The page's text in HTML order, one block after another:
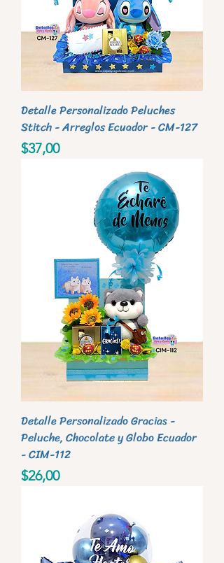
Detalle Personalizado Peluches
Stitch - Arreglos Ecuador - CM-127
Precio
$37,00
Detalle Personalizado Gracias -
Peluche, Chocolate y Globo Ecuador
- CIM-112
Precio
$26,00